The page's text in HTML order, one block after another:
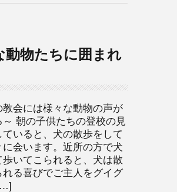
動物たちに囲まれ
教会には様々な動物の声が
～ 朝の子供たちの登校の見
ていると、犬の散歩をして
に会います。近所の方で犬
歩いてこられると、犬は散
れる喜びでご主人をグイグ